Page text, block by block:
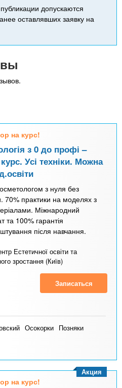
допускаются
оставлявших заявку на
на курс!
з 0 до профі –
Усі техніки. Можна
з нуля без
70% практики на моделях з
Міжнародний
та 100% гарантія
після навчання.
Естетичної освіти та
зростання (Київ)
Записаться
Осокорки Позняки
на курс!
Акция